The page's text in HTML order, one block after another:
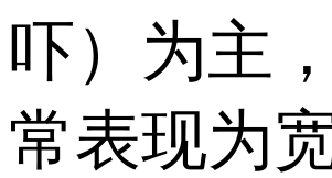
吓）为主
常表现为